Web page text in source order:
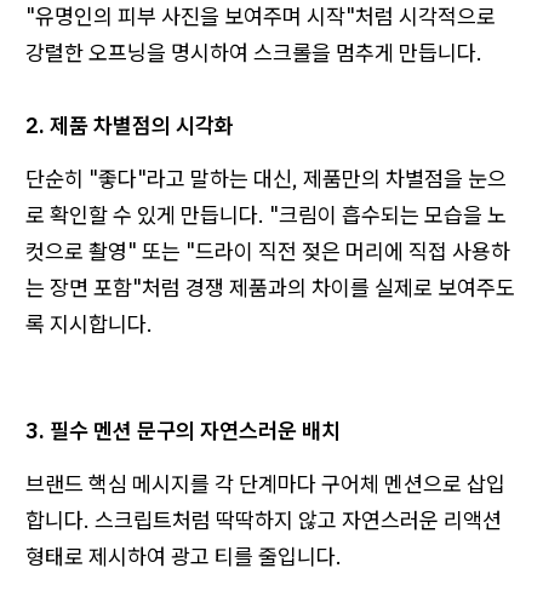
"유명인의 피부 사진을 보여주며 시작"처럼 시각적으로
강렬한 오프닝을 명시하여 스크롤을 멈추게 만듭니다.
2. 제품 차별점의 시각화
단순히 "좋다"라고 말하는 대신, 제품만의 차별점을 눈으
로 확인할 수 있게 만듭니다. "크림이 흡수되는 모습을 노
컷으로 촬영" 또는 "드라이 직전 젖은 머리에 직접 사용하
는 장면 포함"처럼 경쟁 제품과의 차이를 실제로 보여주도
록 지시합니다.
3. 필수 멘션 문구의 자연스러운 배치
브랜드 핵심 메시지를 각 단계마다 구어체 멘션으로 삽입
합니다. 스크립트처럼 딱딱하지 않고 자연스러운 리액션
형태로 제시하여 광고 티를 줄입니다.